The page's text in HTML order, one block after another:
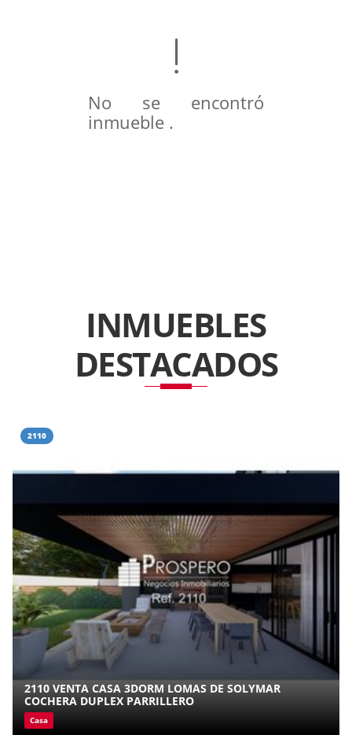
No se encontró
inmueble .
INMUEBLES
DESTACADOS
2110
2110 VENTA CASA 3DORM LOMAS DE SOLYMAR
COCHERA DUPLEX PARRILLERO
Casa